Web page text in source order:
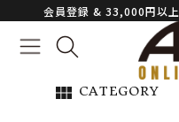
会員登録 & 33,000円以上
view_module CATEGORY